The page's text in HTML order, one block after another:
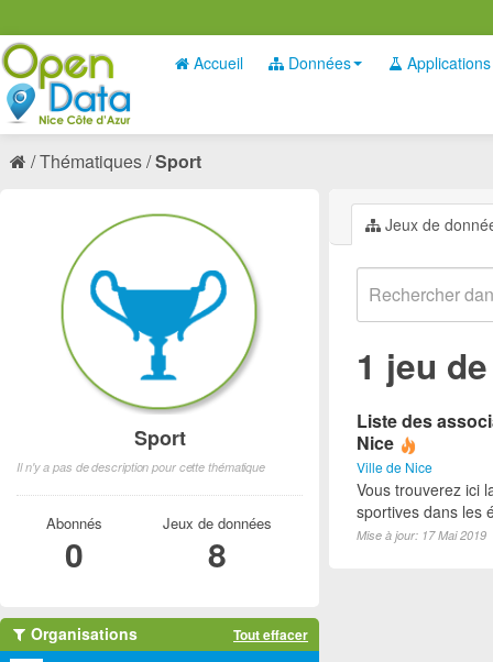
Accueil Données Applications
Thématiques Sport
Jeux de
1 jeu
Liste des
Nice
Ville de Nice
Vous trouverez ici
sportives dans les
Mise à jour: 17 Mai 2019
Sport
Il n'y a pas de description pour cette thématique
Abonnés
0
Jeux de données
8
Organisations Tout effacer